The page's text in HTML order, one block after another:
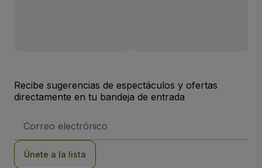
Recibe sugerencias de espectáculos y ofertas
directamente en tu bandeja de entrada
de
Únete a la lista